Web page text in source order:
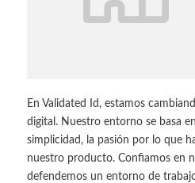
En Validated Id, estamos
digital. Nuestro entorno se basa
simplicidad, la pasión por lo que
nuestro producto. Confiamos en
defendemos un entorno de